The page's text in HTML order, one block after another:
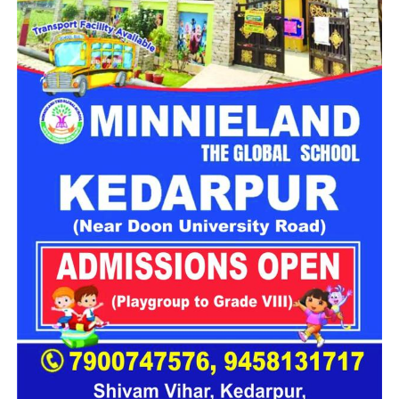
रेणु के बाल उनसे कई सेंटीमीटर अधिक लंबे हैं। उनकी इस उपलब्धि की एक
और खास बात यह है कि उनके बालों की लंबाई दुनिया के सबसे लंबे व्यक्ति
रहे रॉबर्ट वाडलो की 272 सेंटीमीटर ऊंचाई के लगभग बराबर है।